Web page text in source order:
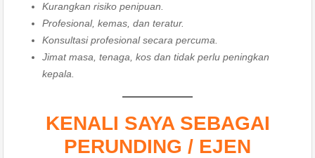
Kurangkan risiko penipuan.
Profesional, kemas, dan teratur.
Konsultasi profesional secara percuma.
Jimat masa, tenaga, kos dan tidak perlu peningkan
kepala.
KENALI SAYA SEBAGAI
PERUNDING / EJEN